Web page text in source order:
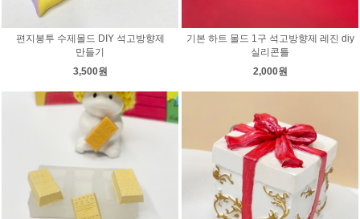
편지봉투 수제몰드 DIY 석고방향제
만들기
3,500원
기본 하트 몰드 1구 석고방향제 레진 diy
실리콘틀
2,000원